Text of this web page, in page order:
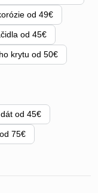
od 49€
od 45€
krytu od 50€
od 45€
75€